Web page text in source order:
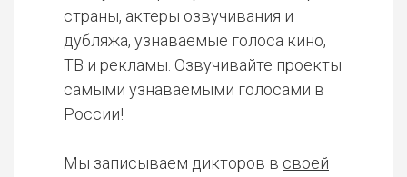
страны, актеры озвучивания и
дубляжа, узнаваемые голоса кино,
ТВ и рекламы. Озвучивайте проекты
самыми узнаваемыми голосами в
России!
Мы записываем дикторов в своей